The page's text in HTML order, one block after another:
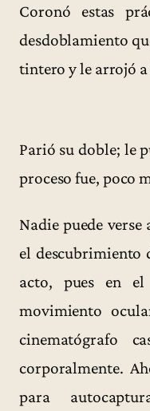
Coronó estas
desdoblamiento
tintero y le arrojó a
Parió su doble; le
proceso fue, poco
Nadie puede
el descubrimiento
acto, pues en
movimiento
cinematógrafo
corporalmente.
para